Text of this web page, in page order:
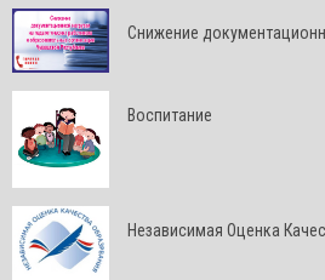
Снижение
Воспитание
Независимая Оценка